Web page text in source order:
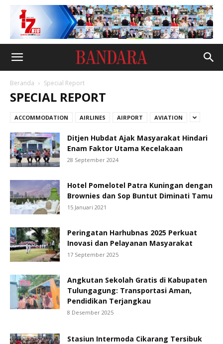
Beranda Special Report
SPECIAL REPORT
ACCOMMODATION AIRLINES AIRPORT AVIATION
Ditjen Hubdat Ajak Masyarakat Hindari
Enam Faktor Utama Kecelakaan
28 September 2024
Hotel Pomelotel Patra Kuningan dengan
Brownies dan Sop Buntut Diminati Tamu
15 Januari 2021
Peringatan Harhubnas 2025 Perkuat
Inovasi dan Pelayanan Masyarakat
17 September 2025
Angkutan Sekolah Gratis di Kabupaten
Tulungagung: Transportasi Aman,
Pendidikan Terjangkau
8 Desember 2025
Stasiun Intermoda Cikarang Tersibuk